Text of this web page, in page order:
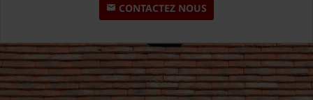
CONTACTEZ NOUS